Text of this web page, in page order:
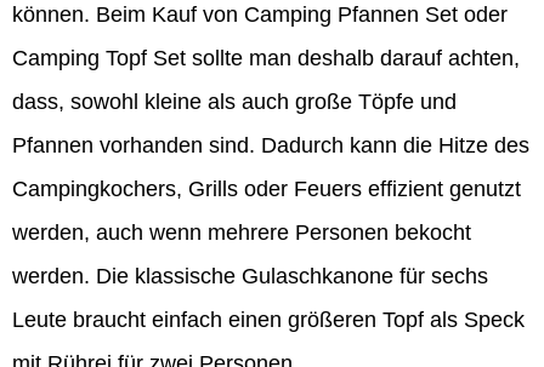
können. Beim Kauf von Camping Pfannen Set oder
Camping Topf Set sollte man deshalb darauf achten,
dass, sowohl kleine als auch große Töpfe und
Pfannen vorhanden sind. Dadurch kann die Hitze des
Campingkochers, Grills oder Feuers effizient genutzt
werden, auch wenn mehrere Personen bekocht
werden. Die klassische Gulaschkanone für sechs
Leute braucht einfach einen größeren Topf als Speck